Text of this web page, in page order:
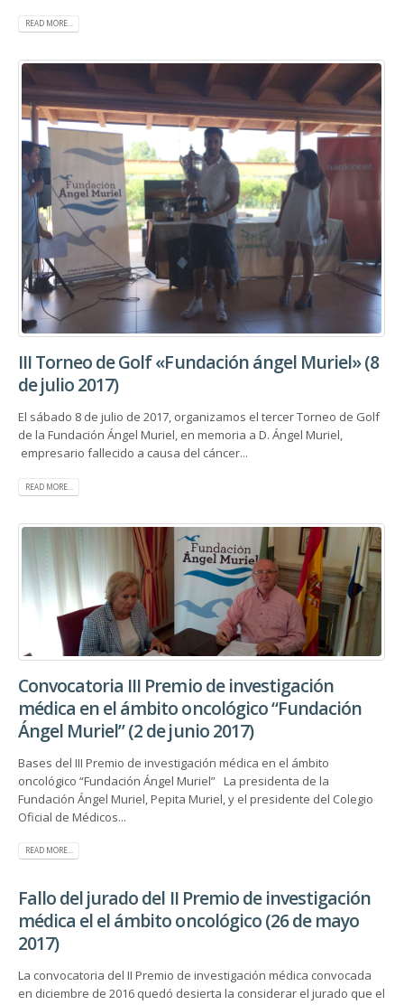
READ MORE...
III Torneo de Golf «Fundación ángel Muriel» (8
de julio 2017)
El sábado 8 de julio de 2017, organizamos el tercer Torneo de Golf
de la Fundación Ángel Muriel, en memoria a D. Ángel Muriel,
empresario fallecido a causa del cáncer...
READ MORE...
Convocatoria III Premio de investigación
médica en el ámbito oncológico “Fundación
Ángel Muriel” (2 de junio 2017)
Bases del III Premio de investigación médica en el ámbito
oncológico “Fundación Ángel Muriel” La presidenta de la
Fundación Ángel Muriel, Pepita Muriel, y el presidente del Colegio
Oficial de Médicos...
READ MORE...
Fallo del jurado del II Premio de investigación
médica el el ámbito oncológico (26 de mayo
2017)
La convocatoria del II Premio de investigación médica convocada
en diciembre de 2016 quedó desierta la considerar el jurado que el